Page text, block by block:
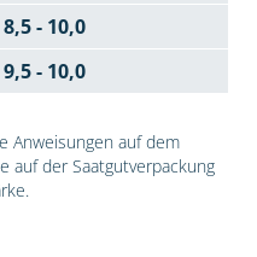
8,5 - 10,0
9,5 - 10,0
Anweisungen auf dem
auf der Saatgutverpackung